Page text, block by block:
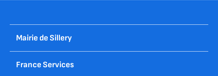
Mairie de Sillery
France Services